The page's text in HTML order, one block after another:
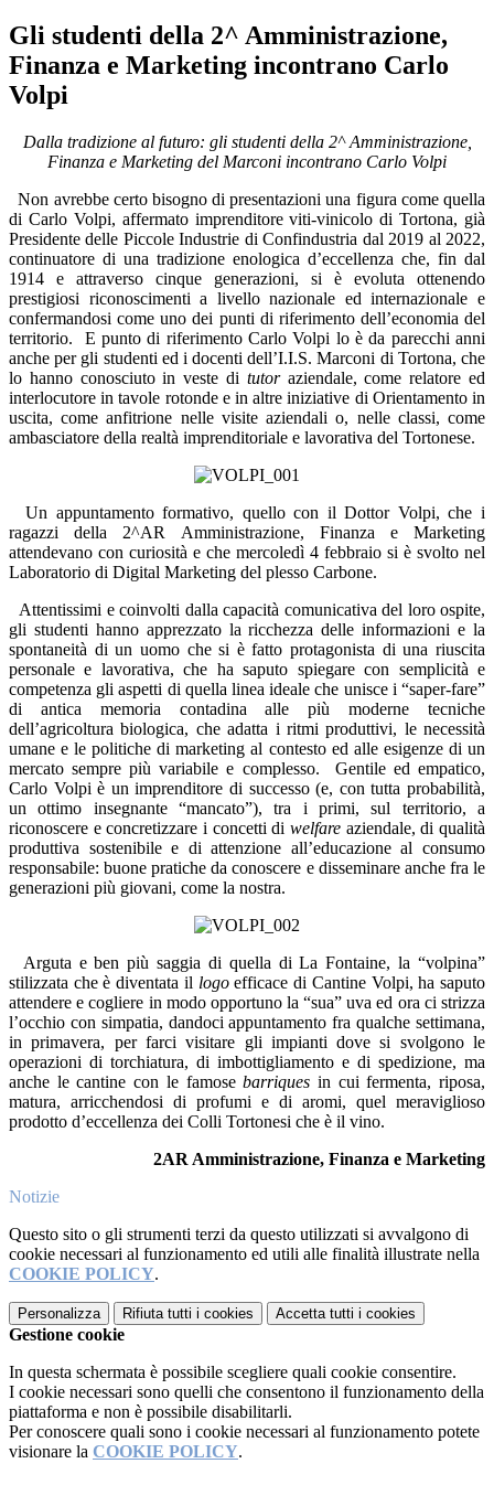
Gli studenti della 2^ Amministrazione,
Finanza e Marketing incontrano Carlo
Volpi
Dalla tradizione al futuro: gli studenti della 2^ Amministrazione,
Finanza e Marketing del Marconi incontrano Carlo Volpi
Non avrebbe certo bisogno di presentazioni una figura come quella
di Carlo Volpi, affermato imprenditore viti-vinicolo di Tortona, già
Presidente delle Piccole Industrie di Confindustria dal 2019 al 2022,
continuatore di una tradizione enologica d’eccellenza che, fin dal
1914 e attraverso cinque generazioni, si è evoluta ottenendo
prestigiosi riconoscimenti a livello nazionale ed internazionale e
confermandosi come uno dei punti di riferimento dell’economia del
territorio.
E punto di riferimento Carlo Volpi lo è da parecchi anni
anche per gli studenti ed i docenti dell’I.I.S. Marconi di Tortona, che
lo hanno conosciuto in veste di tutoraziendale, come relatore ed
interlocutore in tavole rotonde e in altre iniziative di Orientamento in
uscita, come anfitrione nelle visite aziendali o, nelle classi, come
ambasciatore della realtà imprenditoriale e lavorativa del Tortonese.
Un appuntamento formativo, quello con il Dottor Volpi, che i
ragazzi della 2^AR Amministrazione, Finanza e Marketing
attendevano con curiosità e che mercoledì 4 febbraio si è svolto nel
Laboratorio di Digital Marketing del plesso Carbone.
Attentissimi e coinvolti dalla capacità comunicativa del loro ospite,
gli studenti hanno apprezzato la ricchezza delle informazioni e la
spontaneità di un uomo che si è fatto protagonista di una riuscita
personale e lavorativa, che ha saputo spiegare con semplicità e
competenza gli aspetti di quella linea ideale che unisce i “saper-fare”
di antica memoria contadina alle più moderne tecniche
dell’agricoltura biologica, che adatta i ritmi produttivi, le necessità
umane e le politiche di marketing al contesto ed alle esigenze di un
mercato sempre più variabile e complesso.
Gentile ed empatico,
Carlo Volpi è un imprenditore di successo (e, con tutta probabilità,
un ottimo insegnante “mancato”), tra i primi, sul territorio, a
riconoscere e concretizzare i concetti di welfare aziendale, di qualità
produttiva sostenibile e di attenzione all’educazione al consumo
responsabile: buone pratiche da conoscere e disseminare anche fra le
generazioni più giovani, come la nostra.
Arguta e ben più saggia di quella di La Fontaine, la “volpina”
stilizzata che è diventata il logoefficace di Cantine Volpi, ha saputo
attendere e cogliere in modo opportuno la “sua” uva ed ora ci strizza
l’occhio con simpatia, dandoci appuntamento fra qualche settimana,
in primavera, per farci visitare gli impianti dove si svolgono le
operazioni di torchiatura, di imbottigliamento e di spedizione, ma
anche le cantine con le famosebarriques in cui fermenta, riposa,
matura, arricchendosi di profumi e di aromi, quel meraviglioso
prodotto d’eccellenza dei Colli Tortonesi che è il vino.
2AR Amministrazione, Finanza e Marketing
Notizie
Questo sito o gli strumenti terzi da questo utilizzati si avvalgono di
cookie necessari al funzionamento ed utili alle finalità illustrate nella
COOKIE POLICY.
Personalizza Rifiuta tutti i cookies Accetta tutti i cookies
Gestione cookie
In questa schermata è possibile scegliere quali cookie consentire.
I cookie necessari sono quelli che consentono il funzionamento della
piattaforma e non è possibile disabilitarli.
Per conoscere quali sono i cookie necessari al funzionamento potete
visionare la COOKIE POLICY.